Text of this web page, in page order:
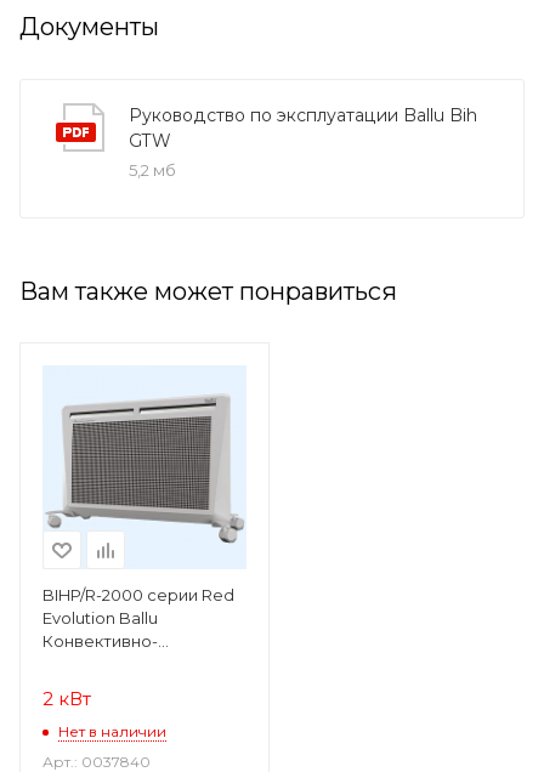
Документы
Руководство по эксплуатации Ballu Bih
GTW
5,2 мб
Вам также может понравиться
BIHP/R-2000 серии Red
Evolution Ballu
Конвективно-
обогреватель
2 кВт
Нет в наличии
Арт.: 0037840